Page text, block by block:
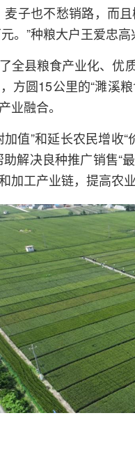
麦子也不愁销路，而
。”种粮大户王爱忠
全县粮食产业化、优
方圆15公里的“濉溪
业融合。
值”和延长农民增收
解决良种推广销售“
加工产业链，提高农